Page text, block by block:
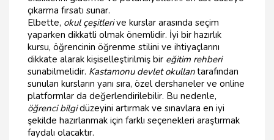
çıkarma fırsatı sunar.
Elbette, okul çeşitlerive kurslar arasında seçim
yaparken dikkatli olmak önemlidir. İyi bir hazırlık
kursu, öğrencinin öğrenme stilini ve ihtiyaçlarını
dikkate alarak kişiselleştirilmiş bir eğitim rehberi
sunabilmelidir. Kastamonu devlet okullarıtarafından
sunulan kursların yanı sıra, özel dershaneler ve online
platformlar da değerlendirilebilir. Bu nedenle,
öğrenci bilgidüzeyini artırmak ve sınavlara en iyi
şekilde hazırlanmak için farklı seçenekleri araştırmak
faydalı olacaktır.